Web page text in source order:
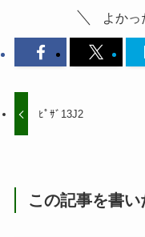
よかっ
ﾋﾟｻﾞ13J2
この記事を書い